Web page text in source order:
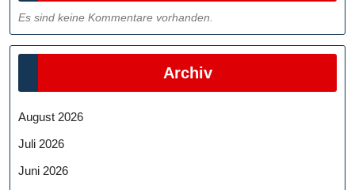
Es sind keine Kommentare vorhanden.
Archiv
August 2026
Juli 2026
Juni 2026